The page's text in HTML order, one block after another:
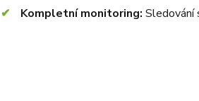
Kompletní monitoring: Sledování